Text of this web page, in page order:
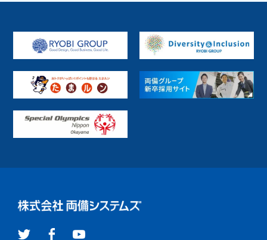
その他
地方公共 電車／バス インフラ
生産ライン
PaaS
SaaS パッケージ
プラットフォーム
提供サービス
受託開発
R-Cloud クラウド基盤サービス